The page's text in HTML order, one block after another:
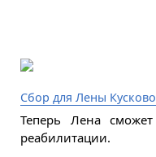
Сбор для Лены
Теперь Лена
реабилитации.